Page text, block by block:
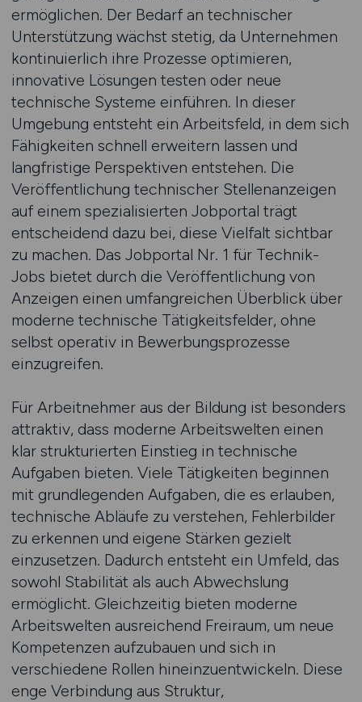
ermöglichen. Der Bedarf an technischer
Unterstützung wächst stetig, da Unternehmen
kontinuierlich ihre Prozesse optimieren,
innovative Lösungen testen oder neue
technische Systeme einführen. In dieser
Umgebung entsteht ein Arbeitsfeld, in dem sich
Fähigkeiten schnell erweitern lassen und
langfristige Perspektiven entstehen. Die
Veröffentlichung technischer Stellenanzeigen
auf einem spezialisierten Jobportal trägt
entscheidend dazu bei, diese Vielfalt sichtbar
zu machen. Das Jobportal Nr. 1 für Technik-
Jobs bietet durch die Veröffentlichung von
Anzeigen einen umfangreichen Überblick über
moderne technische Tätigkeitsfelder, ohne
selbst operativ in Bewerbungsprozesse
einzugreifen.
Für Arbeitnehmer aus der Bildung ist besonders
attraktiv, dass moderne Arbeitswelten einen
klar strukturierten Einstieg in technische
Aufgaben bieten. Viele Tätigkeiten beginnen
mit grundlegenden Aufgaben, die es erlauben,
technische Abläufe zu verstehen, Fehlerbilder
zu erkennen und eigene Stärken gezielt
einzusetzen. Dadurch entsteht ein Umfeld, das
sowohl Stabilität als auch Abwechslung
ermöglicht. Gleichzeitig bieten moderne
Arbeitswelten ausreichend Freiraum, um neue
Kompetenzen aufzubauen und sich in
verschiedene Rollen hineinzuentwickeln. Diese
enge Verbindung aus Struktur,